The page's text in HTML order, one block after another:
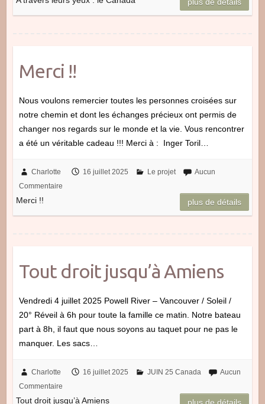
plus de détails
Merci !!
Nous voulons remercier toutes les personnes croisées sur
notre chemin et dont les échanges précieux ont permis de
changer nos regards sur le monde et la vie. Vous rencontrer
a été un véritable cadeau !!! Merci à : Inger Toril…
Charlotte 16 juillet 2025 Le projet
Aucun
Commentaire
Merci !! plus de détails
Tout droit jusqu’à Amiens
Vendredi 4 juillet 2025 Powell River – Vancouver / Soleil /
20° Réveil à 6h pour toute la famille ce matin. Notre bateau
part à 8h, il faut que nous soyons au taquet pour ne pas le
manquer. Les sacs…
Charlotte 16 juillet 2025 JUIN 25 Canada
Aucun
Commentaire
Tout droit jusqu’à Amiens